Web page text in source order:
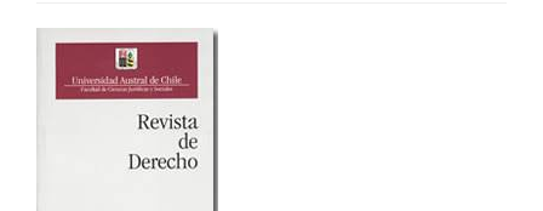
Barra
lateral
artículo